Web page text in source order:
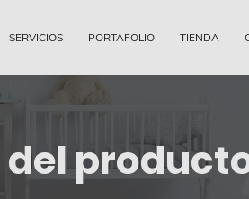
SERVICIOS PORTAFOLIO TIENDA